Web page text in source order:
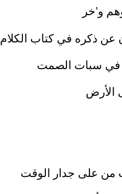
و’خر
ذكره في كتاب الكلام
في سبات الصمت
الأرض
من على جدار الوقت